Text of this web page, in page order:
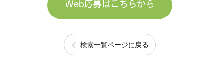
Web応募はこちらから
検索一覧ページに戻る